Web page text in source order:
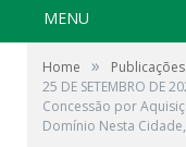
MENU
Home »
25 DE SETEMBRO DE
Concessão por
Domínio Nesta